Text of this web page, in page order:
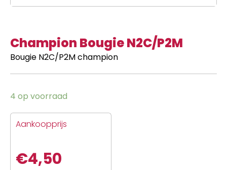
Champion Bougie N2C/P2M
Bougie N2C/P2M champion
4 op voorraad
Aankoopprijs
€4,50